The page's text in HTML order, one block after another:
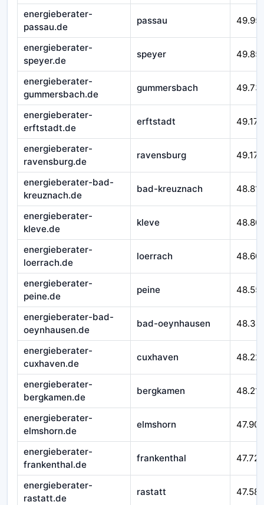
energieberater-
passau.de
passau
energieberater-
speyer.de
speyer
energieberater-
gummersbach.de
gummersbach
energieberater-
erftstadt.de
erftstadt 49.179
energieberater-
ravensburg.de
ravensburg 49.172
energieberater-bad-
kreuznach.de
bad-kreuznach
energieberater-
kleve.de
kleve
energieberater-
loerrach.de
loerrach 48.601
energieberater-
peine.de
peine
energieberater-bad-
oeynhausen.de
bad-oeynhausen
energieberater-
cuxhaven.de
cuxhaven 48.221
energieberater-
bergkamen.de
bergkamen 48.218
energieberater-
elmshorn.de
elmshorn 47.907
energieberater-
frankenthal.de
frankenthal 47.727
energieberater-
rastatt.de
rastatt 47.586